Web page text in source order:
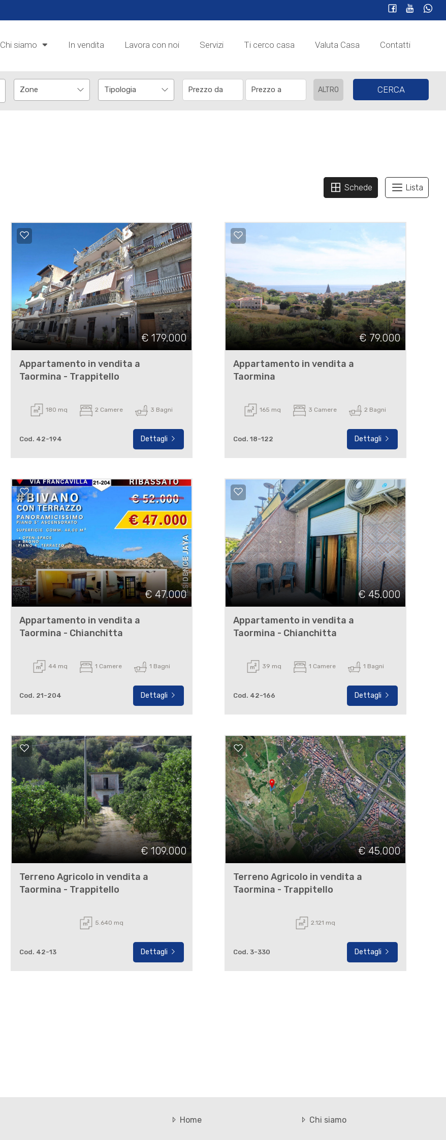
Chi siamo In vendita Lavora con noi Servizi Ti cerco casa Valuta Casa Contatti
ALTRO CERCA
Schede Lista
€ 179.000
Appartamento in vendita a
Taormina - Trappitello
180 mq 2 Camere 3 Bagni
Cod. 42-194 Dettagli
€ 79.000
Appartamento in vendita a
Taormina
165 mq 3 Camere 2 Bagni
Cod. 18-122 Dettagli
€ 47.000
Appartamento in vendita a
Taormina - Chianchitta
44 mq 1 Camere 1 Bagni
Cod. 21-204 Dettagli
€ 45.000
Appartamento in vendita a
Taormina - Chianchitta
39 mq 1 Camere 1 Bagni
Cod. 42-166 Dettagli
€ 109.000
Terreno Agricolo in vendita a
Taormina - Trappitello
5.640 mq
Cod. 42-13 Dettagli
€ 45.000
Terreno Agricolo in vendita a
Taormina - Trappitello
2.121 mq
Cod. 3-330 Dettagli
Home Chi siamo